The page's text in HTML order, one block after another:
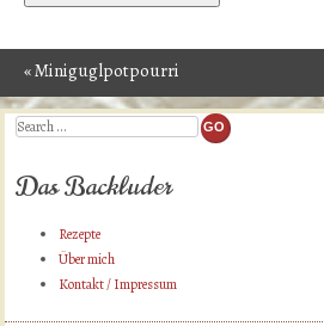
Post navigation
«Miniguglpotpourri
Search
Das Backluder
Rezepte
Über mich
Kontakt / Impressum